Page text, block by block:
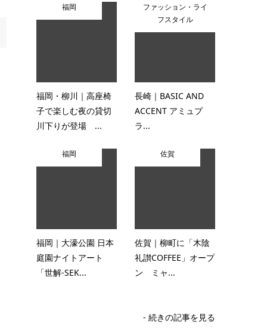
福岡
福岡・柳川｜高座椅
子で楽しむ夜の貸切
川下りが登場 ...
ファッション・ライ
フスタイル
長崎｜BASIC AND
ACCENT アミュプ
ラ...
福岡
福岡｜大濠公園 日本
庭園ナイトアート
「世解-SEK...
佐賀
佐賀｜柳町に「木陰
礼讃COFFEE」オープ
ン ミャ...
- 続きの記事を見る